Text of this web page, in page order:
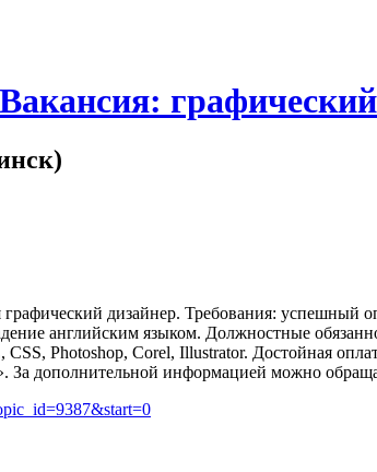
Вакансия:
дизайнер. Требования: успешный
английским языком. Должностные
Photoshop, Corel, Illustrator. Достойная
За дополнительной информацией можно